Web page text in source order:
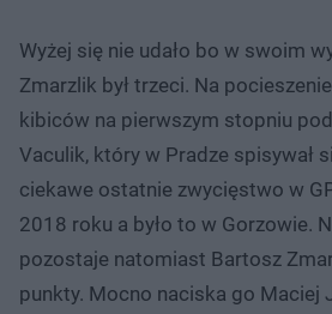
Wyżej się nie udało bo w swoim
Zmarzlik był trzeci. Na
kibiców na pierwszym stopniu
Vaculik, który w Pradze spisywał
ciekawe ostatnie zwycięstwo w
2018 roku a było to w Gorzowie.
pozostaje natomiast Bartosz
punkty. Mocno naciska go Maciej